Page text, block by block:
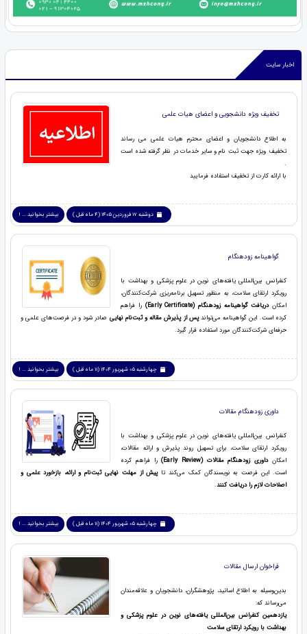
اخبار سایت
تخفیف ویژه دانشجویی و اعضای هیات علمی
به اطلاع دانشجویان و اعضای محترم هیات علمی می رساند
تخفیف ویژه جهت ثبت نام و سایر خدمات در نظر گرفته شده است
.
با ارائه کارت از تخفیف استفاده فرمایید
دوشنبه 17 فروردین 1405 (4 ماه قبل ) بیشتر بخوانید ... !
گواهینامه زودهنگام
کنفرانس بین‌المللی یافته‌های نوین در علوم پزشکی و بهداشت با
رویکرد ارتقای سلامت، به منظور تسهیل برنامه‌ریزی شرکت‌کنندگان،
امکاندریافت گواهینامه زودهنگام (Early Certificate)
را فراهم
کرده است. این گواهینامه می‌تواندپس از پذیرش مقاله و ثبت‌نام نهایی صادر شود و در فرصت‌های علمی و
حرفه‌ای شرکت‌کنندگان مورد استفاده قرار گیرد.
چهارشنبه 05 شهریور 1404 (11 ماه قبل ) بیشتر بخوانید ... !
داوری زودهنگام مقالات
کنفرانس بین‌المللی یافته‌های نوین در علوم پزشکی و بهداشت با
رویکرد ارتقای سلامت، برای تسهیل روند پذیرش و ارائه مقالات،
امکانداوری زودهنگام مقالات (Early Review)
را فراهم کرده
است. این فرصت به نویسندگان کمک می‌کند تاپیش از مهلت نهایی ثبت‌نام و ارائه، بازخورد علمی و
اصلاحات لازم را دریافت کنند.
چهارشنبه 05 شهریور 1404 (11 ماه قبل ) بیشتر بخوانید ... !
فراخوان ارسال مقالات
بدین‌وسیله به اطلاع اساتید، پژوهشگران، دانشجویان و علاقه‌مندان
می‌رساند که:
یازدهمین کنفرانس بین‌المللی یافته‌های نوین در علوم پزشکی و
بهداشت با رویکرد ارتقای سلامت